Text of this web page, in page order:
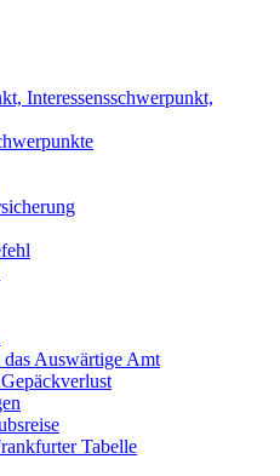
Interessensschwerpunkt,
das Auswärtige Amt
Tabelle